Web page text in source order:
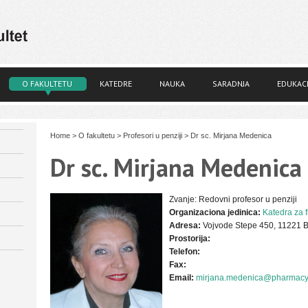
O FAKULTETU KATEDRE NAUKA SARADNJA
Home > O fakultetu > Profesori u penziji > Dr sc. Mirjana Medenica
Dr sc. Mirjana Medenica
Zvanje: Redovni profesor u penziji
Organizaciona jedinica: Katedra za
Adresa: Vojvode Stepe 450, 11221
Prostorija:
Telefon:
Fax:
Email: